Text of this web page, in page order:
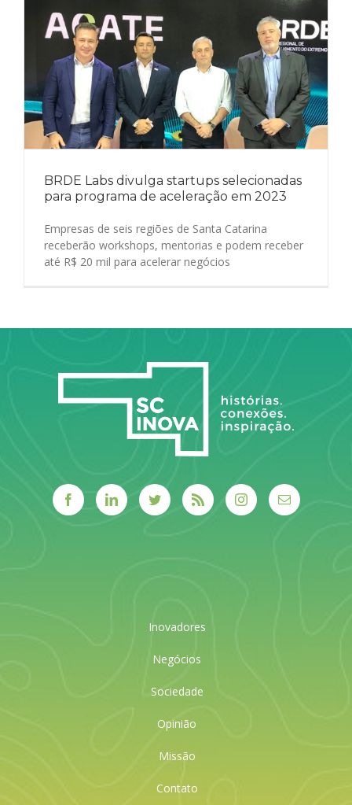
BRDE Labs divulga startups selecionadas
para programa de aceleração em 2023
Empresas de seis regiões de Santa Catarina
receberão workshops, mentorias e podem receber
até R$ 20 mil para acelerar negócios
Inovadores
Negócios
Sociedade
Opinião
Missão
Contato